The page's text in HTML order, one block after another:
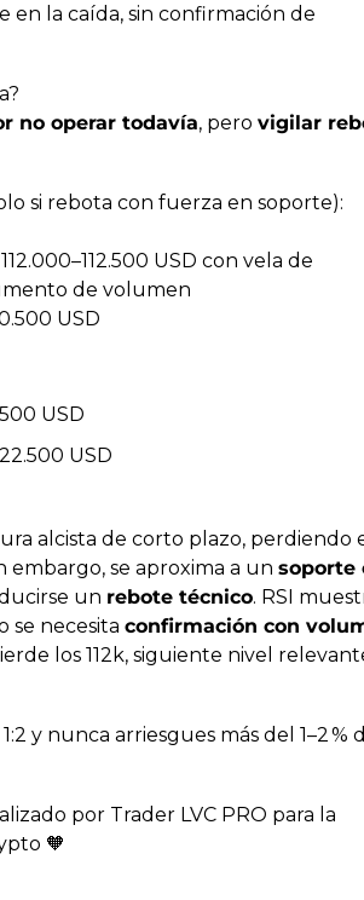
en la caída, sin confirmación de
no operar todavía, pero vigilar
si rebota con fuerza en soporte):
USD con vela de
de volumen
USD
USD
USD
alcista de corto plazo, perdiendo
embargo, se aproxima a un soporte
un rebote técnico. RSI
se necesita confirmación con
los 112k, siguiente nivel
y nunca arriesgues más del 1–2 %
por Trader LVC PRO para la
🧡